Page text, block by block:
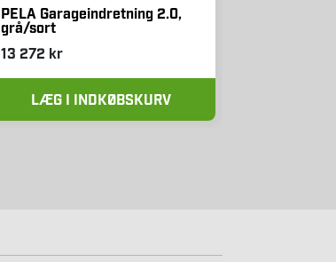
PELA Garageindretning 2.0,
grå/sort
13 272 kr
LÆG I INDKØBSKURV